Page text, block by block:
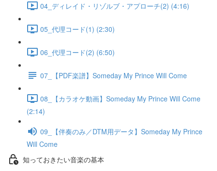
04_ディレイド・リゾルブ・アプローチ(2) (4:16)
05_代理コード(1) (2:30)
06_代理コード(2) (6:50)
07_【PDF楽譜】Someday My Prince Will Come
08_【カラオケ動画】Someday My Prince Will Come
(2:14)
09_【伴奏のみ／DTM用データ】Someday My Prince
Will Come
知っておきたい音楽の基本